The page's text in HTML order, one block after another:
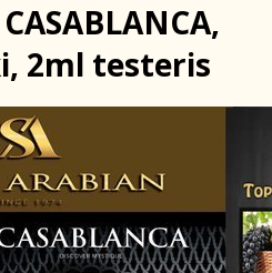
2ml testeris